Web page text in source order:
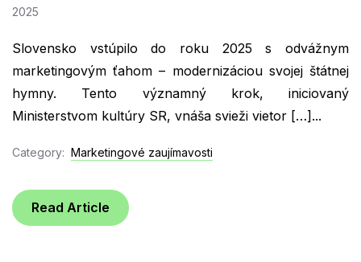
2025
Slovensko vstúpilo do roku 2025 s odvážnym
marketingovým ťahom – modernizáciou svojej štátnej
hymny. Tento významný krok, iniciovaný
Ministerstvom kultúry SR, vnáša svieži vietor […]...
Category: Marketingové zaujímavosti
Read Article